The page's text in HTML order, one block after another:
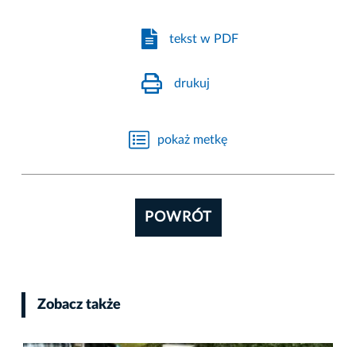
tekst w PDF
drukuj
pokaż metkę
POWRÓT
Zobacz także